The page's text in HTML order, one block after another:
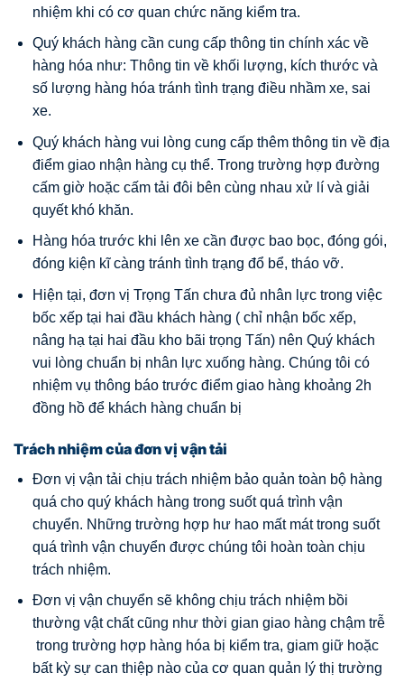
nhiệm khi có cơ quan chức năng kiểm tra.
Quý khách hàng cần cung cấp thông tin chính xác về
hàng hóa như: Thông tin về khối lượng, kích thước và
số lượng hàng hóa tránh tình trạng điều nhầm xe, sai
xe.
Quý khách hàng vui lòng cung cấp thêm thông tin về địa
điểm giao nhận hàng cụ thể. Trong trường hợp đường
cấm giờ hoặc cấm tải đôi bên cùng nhau xử lí và giải
quyết khó khăn.
Hàng hóa trước khi lên xe cần được bao bọc, đóng gói,
đóng kiện kĩ càng tránh tình trạng đổ bể, tháo vỡ.
Hiện tại, đơn vị Trọng Tấn chưa đủ nhân lực trong việc
bốc xếp tại hai đầu khách hàng ( chỉ nhận bốc xếp,
nâng hạ tại hai đầu kho bãi trọng Tấn) nên Quý khách
vui lòng chuẩn bị nhân lực xuống hàng. Chúng tôi có
nhiệm vụ thông báo trước điểm giao hàng khoảng 2h
đồng hồ để khách hàng chuẩn bị
Trách nhiệm của đơn vị vận tải
Đơn vị vận tải chịu trách nhiệm bảo quản toàn bộ hàng
quá cho quý khách hàng trong suốt quá trình vận
chuyển. Những trường hợp hư hao mất mát trong suốt
quá trình vận chuyển được chúng tôi hoàn toàn chịu
trách nhiệm.
Đơn vị vận chuyển sẽ không chịu trách nhiệm bồi
thường vật chất cũng như thời gian giao hàng chậm trễ
trong trường hợp hàng hóa bị kiểm tra, giam giữ hoặc
bất kỳ sự can thiệp nào của cơ quan quản lý thị trường